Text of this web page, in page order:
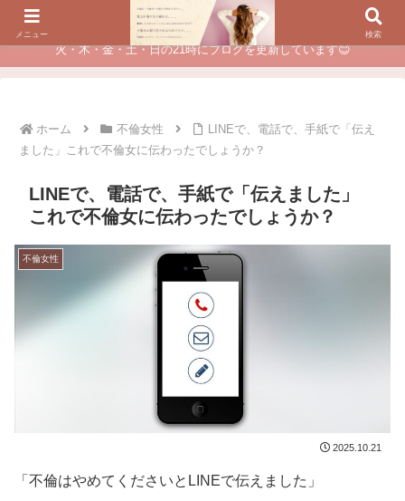
夫に不倫されたつらい経験が、あなたのチャンスに変わるカウンセリング
火・木・金・土・日の21時にブログを更新しています😊
ホーム 不倫女性
LINEで、電話で、手紙で「伝え
ました」これで不倫女に伝わったでしょうか？
LINEで、電話で、手紙で「伝えました」
これで不倫女に伝わったでしょうか？
不倫女性
2025.10.21
「不倫はやめてくださいとLINEで伝えました」
メニュー 検索